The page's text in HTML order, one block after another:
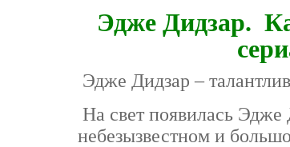
Эдже Дидзар.
Эдже Дидзар –
На свет появилась Эдже
небезызвестном и